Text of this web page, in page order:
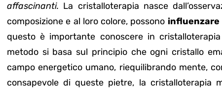
affascinanti. La cristalloterapia nasce
composizione e al loro colore, possono influenzare
questo è importante conoscere in
metodo si basa sul principio che ogni cristallo
campo energetico umano, riequilibrando mente,
consapevole di queste pietre, la cristalloterapia